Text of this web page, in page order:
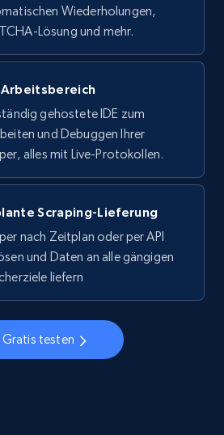
code, Locations, Followers,
About, Specialties, and
3.5K+ Gratis testen
Is professional account, Is
3.5K+ Gratis testen
- Collect profile
Wiederholungen,
Lösung und mehr.
Arbeitsbereich
gehostete IDE zum
und Debuggen Ihrer
alles mit Live-Protokollen.
Scraping-Lieferung
nach Zeitplan oder per API
und Daten an alle gängigen
liefern
Gratis testen